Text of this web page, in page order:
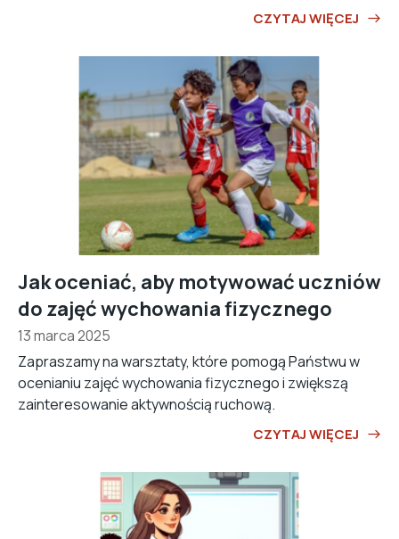
CZYTAJ WIĘCEJ
Jak oceniać, aby motywować uczniów
do zajęć wychowania fizycznego
13 marca 2025
Zapraszamy na warsztaty, które pomogą Państwu w
ocenianiu zajęć wychowania fizycznego i zwiększą
zainteresowanie aktywnością ruchową.
CZYTAJ WIĘCEJ